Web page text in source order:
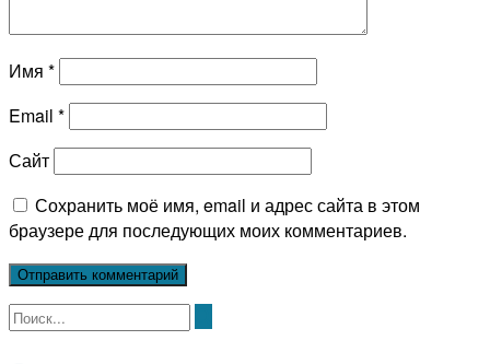
Имя *
Email *
Сайт
Сохранить моё имя, email и адрес сайта в этом
браузере для последующих моих комментариев.